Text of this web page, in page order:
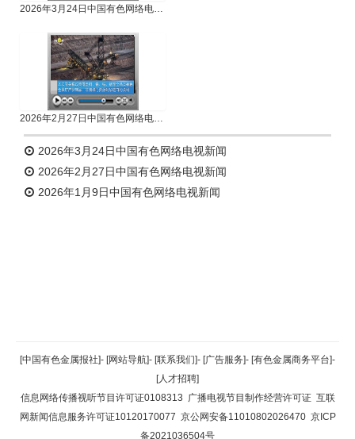
2026年3月24日中国有色网络电视新闻
2026年2月27日中国有色网络电视新闻
2026年3月24日中国有色网络电视新闻
2026年2月27日中国有色网络电视新闻
2026年1月9日中国有色网络电视新闻
返回顶部
返回首页
[中国有色金属报社]- [网站导航]- [联系我们]- [广告服务]- [有色金属商务平台]-
[人才招聘]
信息网络传播视听节目许可证0108313 广播电视节目制作经营许可证 互联
网新闻信息服务许可证10120170077 京公网安备11010802026470 京ICP
备2021036504号